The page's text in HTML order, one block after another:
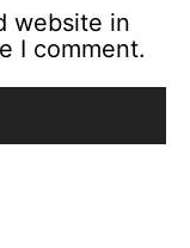
website in
I comment.